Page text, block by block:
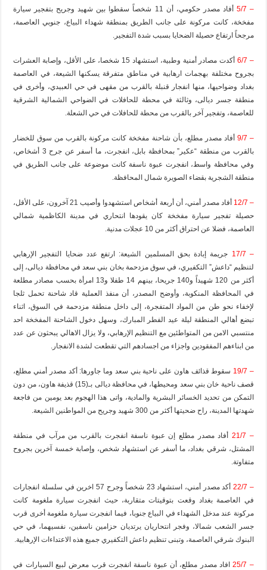
– 5/7
أفاد مصدر حكومي، أن 11 شخصاً سقطوا بين شهيد وجريح بتفجير سيارة
مفخخة، كانت مركونة على جانب الطريق بمنطقة شهداء البياع، جنوبي العاصمة،
مرجحاً ارتفاع حصيلة الضحايا بسبب شدة التفجير.
– 6/7
أكدت مصادر أمنية وطبية، استشهاد 15 شخصا، على الأقل، وإصابة العشرات
بجروح مختلفة بهجمات ارهابية في مناطق متفرقة يسكنها الشيعة، في العاصمة
بغداد وضواحيها، منها انفجار قنبلة بالقرب من مقهى في حي العبيدي، وأخرى في
منطقة جسر ديالى، وثالثة في محطة للحافلات في الضواحي الشمالية الشرقية
للعاصمة، وتفجير آخر بالقرب من محطة للحافلات في حي الشعلة.
– 9/7
أفاد مصدر مطلع، بأن شاحنة مفخخة كانت مركونة بالقرب من سوق للخضار
بالقرب من منطقة “عكير” بمحافظة بابل، انفجرت، ما أسفر عن جرح 3 أشخاص،
وفي محافظة واسط، انفجرت عبوة ناسفة كانت موضوعة على جانب الطريق في
منطقة الشجرية بقضاء الصويرة شمال المحافظة.
– 12/7
أفاد مصدر أمني، أن أربعة أشخاص استشهدوا وأصيب 21 آخرون، على الأقل،
حصيلة تفجير سيارة مفخخة كان يقودها انتحاري في مدينة الكاظمية شمالي
العاصمة، فضلا عن احتراق أكثر من 10 عجلات مدنية.
– 17/7
جريمة إبادة بحق المسلمين الشيعة: ارتفع عدد ضحايا التفجير الإرهابي
لتنظيم “داعش” التكفيري، في سوق مزدحمة بخان بني سعد في محافظة ديالى، إلى
أكثر من 120 شهيداً و140 جريحا، بينهم 14 طفلا و13 امرأة بحسب مصادر مطلعة
في المحافظة المنكوبة، وأوضح المصدر، أن منفذ العملية قاد شاحنة تحمل ثلجا
لإخفاء نحو طن من المواد المتفجرة، إلى داخل منطقة مزدحمة في السوق، اثناء
تبضع أهالي المنطقة ليلة عيد الفطر المبارك، وسهل دخول الشاحنة المفخخة احد
منتسبي الامن من المتواطئين مع التنظيم الإرهابي، ولا يزال الاهالي يبحثون عن عدد
من ابناءهم المفقودين واجزاء من اجسادهم التي تقطعت لشدة الانفجار.
– 19/7
سقوط قذائف هاون على ناحية بني سعد وما جاورها: أكد مصدر أمني مطلع،
قصف ناحية خان بني سعد ومحيطها، في محافظة ديالى بـ(15) قذيفة هاون، من دون
التمكن من تحديد الخسائر البشرية والمادية، واتى هذا الهجوم بعد يومين من فاجعة
شهدتها المدينة، راح ضحيتها أكثر من 300 شهيد وجريح من المواطنين الشيعة.
– 21/7
أفاد مصدر مطلع إن عبوة ناسفة انفجرت بالقرب من مرآب في منطقة
المشتل، شرقي بغداد، ما أسفر عن استشهاد شخص، وإصابة خمسة آخرين بجروح
متفاوتة.
– 22/7
أكد مصدر أمني، استشهاد 23 شخصاً وجرح 57 اخرين في سلسلة انفجارات
في العاصمة بغداد وقعت بتوقيتات متقاربة، حيث انفجرت سيارة ملغومة كانت
مركونة عند مدخل الشهداء في البياع جنوبا، فيما انفجرت سيارة ملغومة أخرى قرب
جسر الشعب شمالا، وفجر انتحاريان يرتديان حزامين ناسفين، نفسيهما، في حي
البنوك شرقي العاصمة، وتبنى تنظيم داعش التكفيري جميع هذه الاعتداءات الإرهابية.
– 25/7
افاد مصدر مطلع، أن عبوة ناسفة انفجرت قرب معرض لبيع السيارات في